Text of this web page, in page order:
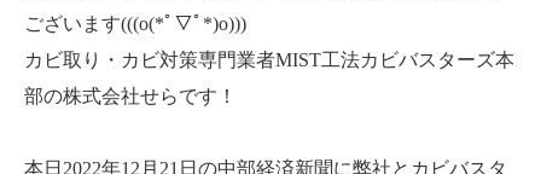
ございます(((o(*ﾟ▽ﾟ*)o)))
カビ取り・カビ対策専門業者MIST工法カビバスターズ本
部の株式会社せらです！
本日2022年12月21日の中部経済新聞に弊社とカビバスタ